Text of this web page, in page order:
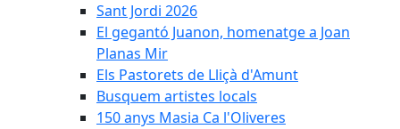
Sant Jordi 2026
El gegantó Juanon, homenatge a Joan
Planas Mir
Els Pastorets de Lliçà d'Amunt
Busquem artistes locals
150 anys Masia Ca l'Oliveres